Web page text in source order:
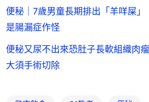
便秘｜7歲男童長期排出「羊咩屎
是腸漏症作怪
便秘又尿不出來恐肚子長軟組織肉
大須手術切除